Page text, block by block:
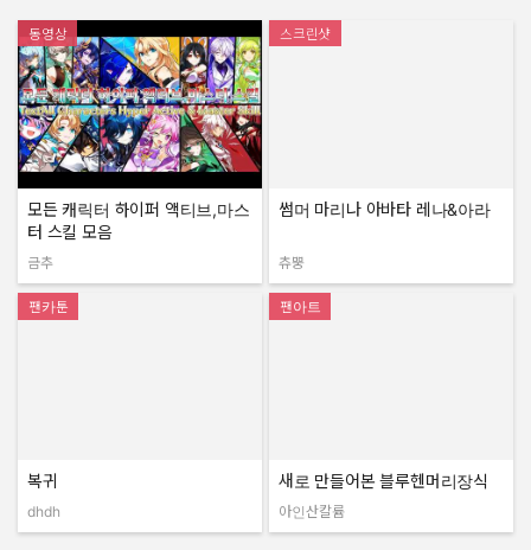
동영상
모든 캐릭터 하이퍼 액티브,마스
터 스킬 모음
작성자:
금추
스크린샷
썸머 마리나 아바타 레나&아라
작성자:
츄뿡
팬카툰
복귀
dhdh
팬아트
새로 만들어본 블루헨머리장식
작성자:
아인산칼륨